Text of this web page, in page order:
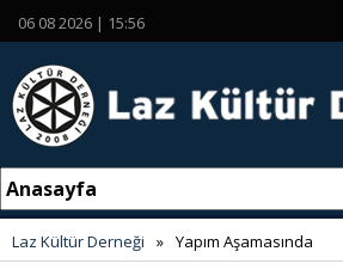
06 08 2026 | 15:56
Laz Kültür Derneği » Yapım Aşamasında